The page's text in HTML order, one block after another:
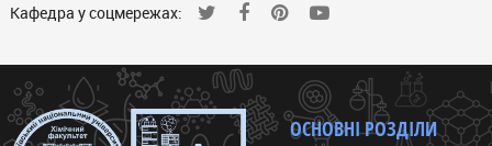
Кафедра у соцмережах:
ОСНОВНІ РОЗДІЛИ